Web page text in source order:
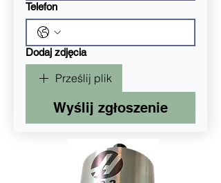
Telefon
Dodaj zdjęcia
Prześlij plik
Wyślij zgłoszenie